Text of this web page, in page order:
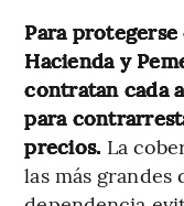
Para
Hacienda y
contratan cada
para
precios. La
las más